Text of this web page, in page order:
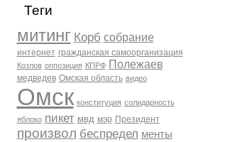
Теги
митинг Корб собрание
интернет гражданская самоорганизация
Козлов оппозиция КПРФ Полежаев
медведев Омская область видео
Омск конституция солидарность
яблоко пикет мвд мэр Президент
произвол беспредел менты